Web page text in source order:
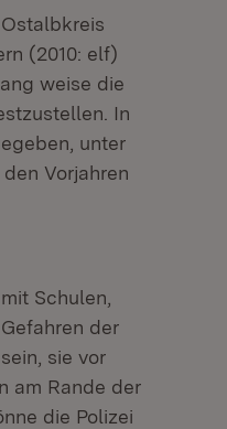
(2010: elf)
weise die
In
unter
Vorjahren
Schulen,
der
sie vor
am Rande der
die Polizei